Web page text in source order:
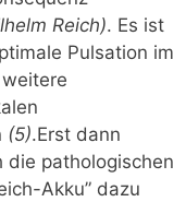
Reich). Es ist
Pulsation im
(5).Erst dann
die pathologischen
Akku” dazu